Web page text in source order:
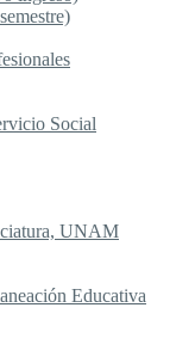
Social
UNAM
Educativa